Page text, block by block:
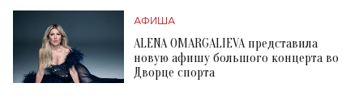
АФИША
ALENA OMARGALIEVA представила
новую афишу большого концерта во
Дворце спорта